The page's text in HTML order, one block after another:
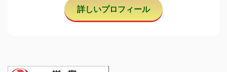
詳しいプロフィール